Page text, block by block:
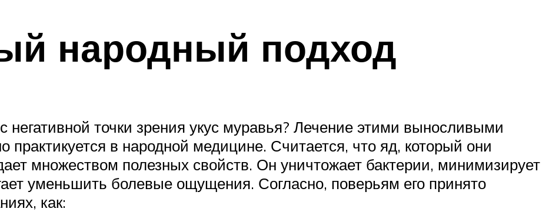
народный подход
негативной точки зрения укус муравья? Лечение этими выносливыми
практикуется в народной медицине. Считается, что яд, который они
множеством полезных свойств. Он уничтожает бактерии, минимизирует
уменьшить болевые ощущения. Согласно, поверьям его принято
как: